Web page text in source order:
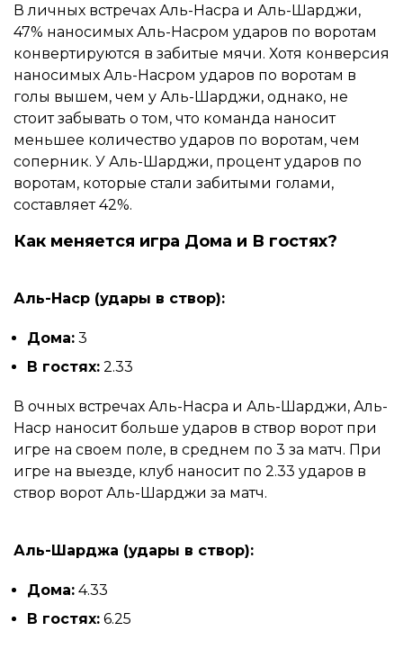
В личных встречах Аль-Насра и Аль-Шарджи,
47% наносимых Аль-Насром ударов по воротам
конвертируются в забитые мячи. Хотя конверсия
наносимых Аль-Насром ударов по воротам в
голы вышем, чем у Аль-Шарджи, однако, не
стоит забывать о том, что команда наносит
меньшее количество ударов по воротам, чем
соперник. У Аль-Шарджи, процент ударов по
воротам, которые стали забитыми голами,
составляет 42%.
Как меняется игра Дома и В гостях?
Аль-Наср (удары в створ):
Дома: 3
В гостях: 2.33
В очных встречах Аль-Насра и Аль-Шарджи, Аль-
Наср наносит больше ударов в створ ворот при
игре на своем поле, в среднем по 3 за матч. При
игре на выезде, клуб наносит по 2.33 ударов в
створ ворот Аль-Шарджи за матч.
Аль-Шарджа (удары в створ):
Дома: 4.33
В гостях: 6.25